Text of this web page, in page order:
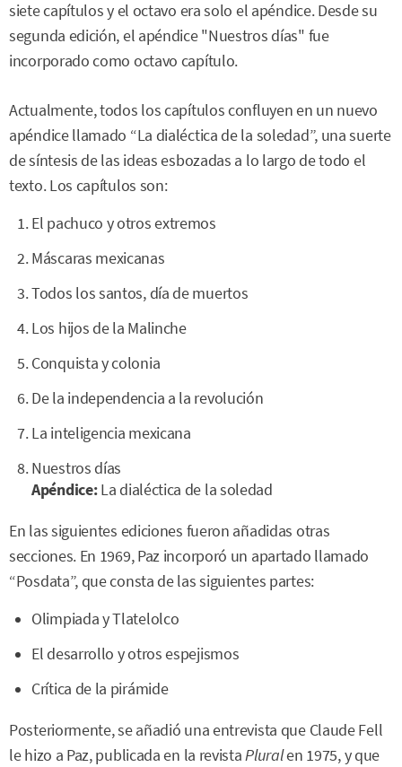
siete capítulos y el octavo era solo el apéndice. Desde su
segunda edición, el apéndice "Nuestros días" fue
incorporado como octavo capítulo.
Actualmente, todos los capítulos confluyen en un nuevo
apéndice llamado “La dialéctica de la soledad”, una suerte
de síntesis de las ideas esbozadas a lo largo de todo el
texto. Los capítulos son:
El pachuco y otros extremos
Máscaras mexicanas
Todos los santos, día de muertos
Los hijos de la Malinche
Conquista y colonia
De la independencia a la revolución
La inteligencia mexicana
Nuestros días
Apéndice:La dialéctica de la soledad
En las siguientes ediciones fueron añadidas otras
secciones. En 1969, Paz incorporó un apartado llamado
“Posdata”, que consta de las siguientes partes:
Olimpiada y Tlatelolco
El desarrollo y otros espejismos
Crítica de la pirámide
Posteriormente, se añadió una entrevista que Claude Fell
le hizo a Paz, publicada en la revistaPluralen 1975, y que